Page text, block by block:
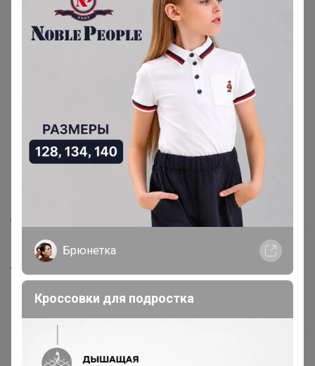
Как здесь все устроено?
Доставка
Шоурумы
Торговые марки
Наша команда
В наличии
Подарочные сертификаты
Брюнетка
Кроссовки для подростка